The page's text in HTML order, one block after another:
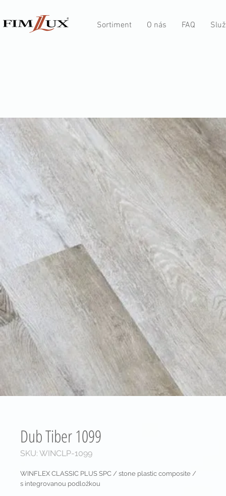
Sortiment O nás FAQ
Dub Tiber 1099
SKU: WINCLP-1099
WINFLEX CLASSIC PLUS SPC / stone plastic composite /
s integrovanou podložkou